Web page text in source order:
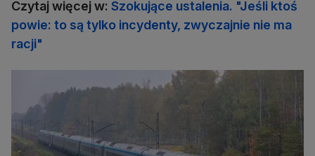
Czytaj więcej w: Szokujące ustalenia. "Jeśli ktoś
powie: to są tylko incydenty, zwyczajnie nie ma
racji"